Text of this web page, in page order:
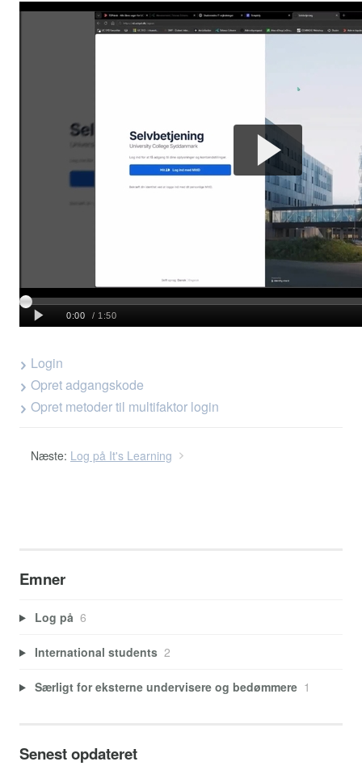
Login
Opret adgangskode
Opret metoder til multifaktor login
Næste: Log på It's Learning
Emner
Log på 6
International students 2
Særligt for eksterne undervisere og bedømmere 1
Senest opdateret